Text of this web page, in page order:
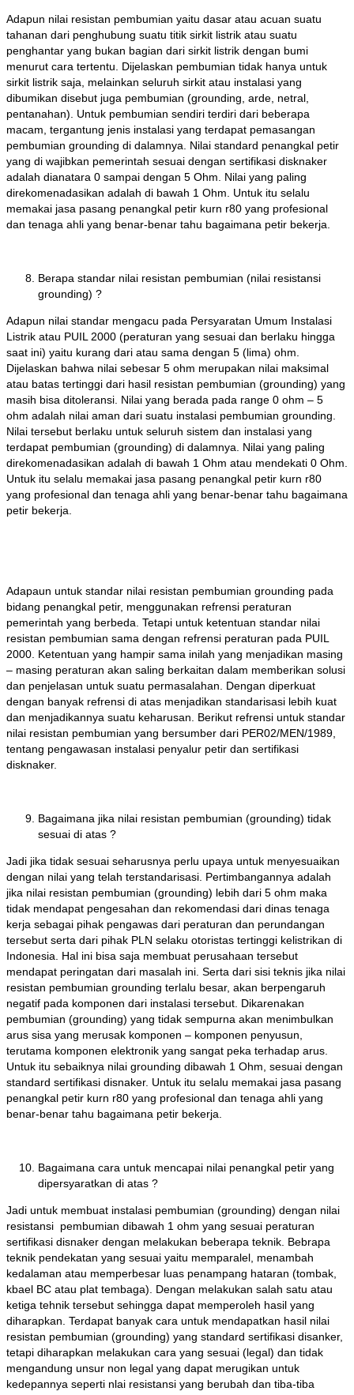
Adapun nilai resistan pembumian yaitu dasar atau acuan suatu
tahanan dari penghubung suatu titik sirkit listrik atau suatu
penghantar yang bukan bagian dari sirkit listrik dengan bumi
menurut cara tertentu. Dijelaskan pembumian tidak hanya untuk
sirkit listrik saja, melainkan seluruh sirkit atau instalasi yang
dibumikan disebut juga pembumian (grounding, arde, netral,
pentanahan). Untuk pembumian sendiri terdiri dari beberapa
macam, tergantung jenis instalasi yang terdapat pemasangan
pembumian grounding di dalamnya. Nilai standard penangkal petir
yang di wajibkan pemerintah sesuai dengan sertifikasi disknaker
adalah dianatara 0 sampai dengan 5 Ohm. Nilai yang paling
direkomenadasikan adalah di bawah 1 Ohm. Untuk itu selalu
memakai jasa pasang penangkal petir kurn r80 yang profesional
dan tenaga ahli yang benar-benar tahu bagaimana petir bekerja.
Berapa standar nilai resistan pembumian (nilai resistansi
grounding) ?
Adapun nilai standar mengacu pada Persyaratan Umum Instalasi
Listrik atau PUIL 2000 (peraturan yang sesuai dan berlaku hingga
saat ini) yaitu kurang dari atau sama dengan 5 (lima) ohm.
Dijelaskan bahwa nilai sebesar 5 ohm merupakan nilai maksimal
atau batas tertinggi dari hasil resistan pembumian (grounding) yang
masih bisa ditoleransi. Nilai yang berada pada range 0 ohm – 5
ohm adalah nilai aman dari suatu instalasi pembumian grounding.
Nilai tersebut berlaku untuk seluruh sistem dan instalasi yang
terdapat pembumian (grounding) di dalamnya. Nilai yang paling
direkomenadasikan adalah di bawah 1 Ohm atau mendekati 0 Ohm.
Untuk itu selalu memakai jasa pasang penangkal petir kurn r80
yang profesional dan tenaga ahli yang benar-benar tahu bagaimana
petir bekerja.
Adapaun untuk standar nilai resistan pembumian grounding pada
bidang penangkal petir, menggunakan refrensi peraturan
pemerintah yang berbeda. Tetapi untuk ketentuan standar nilai
resistan pembumian sama dengan refrensi peraturan pada PUIL
2000. Ketentuan yang hampir sama inilah yang menjadikan masing
– masing peraturan akan saling berkaitan dalam memberikan solusi
dan penjelasan untuk suatu permasalahan. Dengan diperkuat
dengan banyak refrensi di atas menjadikan standarisasi lebih kuat
dan menjadikannya suatu keharusan. Berikut refrensi untuk standar
nilai resistan pembumian yang bersumber dari PER02/MEN/1989,
tentang pengawasan instalasi penyalur petir dan sertifikasi
disknaker.
Bagaimana jika nilai resistan pembumian (grounding) tidak
sesuai di atas ?
Jadi jika tidak sesuai seharusnya perlu upaya untuk menyesuaikan
dengan nilai yang telah terstandarisasi. Pertimbangannya adalah
jika nilai resistan pembumian (grounding) lebih dari 5 ohm maka
tidak mendapat pengesahan dan rekomendasi dari dinas tenaga
kerja sebagai pihak pengawas dari peraturan dan perundangan
tersebut serta dari pihak PLN selaku otoristas tertinggi kelistrikan di
Indonesia. Hal ini bisa saja membuat perusahaan tersebut
mendapat peringatan dari masalah ini. Serta dari sisi teknis jika nilai
resistan pembumian grounding terlalu besar, akan berpengaruh
negatif pada komponen dari instalasi tersebut. Dikarenakan
pembumian (grounding) yang tidak sempurna akan menimbulkan
arus sisa yang merusak komponen – komponen penyusun,
terutama komponen elektronik yang sangat peka terhadap arus.
Untuk itu sebaiknya nilai grounding dibawah 1 Ohm, sesuai dengan
standard sertifikasi disnaker. Untuk itu selalu memakai jasa pasang
penangkal petir kurn r80 yang profesional dan tenaga ahli yang
benar-benar tahu bagaimana petir bekerja.
Bagaimana cara untuk mencapai nilai penangkal petir yang
dipersyaratkan di atas ?
Jadi untuk membuat instalasi pembumian (grounding) dengan nilai
resistansi pembumian dibawah 1 ohm yang sesuai peraturan
sertifikasi disnaker dengan melakukan beberapa teknik. Bebrapa
teknik pendekatan yang sesuai yaitu memparalel, menambah
kedalaman atau memperbesar luas penampang hataran (tombak,
kbael BC atau plat tembaga). Dengan melakukan salah satu atau
ketiga tehnik tersebut sehingga dapat memperoleh hasil yang
diharapkan. Terdapat banyak cara untuk mendapatkan hasil nilai
resistan pembumian (grounding) yang standard sertifikasi disanker,
tetapi diharapkan melakukan cara yang sesuai (legal) dan tidak
mengandung unsur non legal yang dapat merugikan untuk
kedepannya seperti nlai resistansi yang berubah dan tiba-tiba